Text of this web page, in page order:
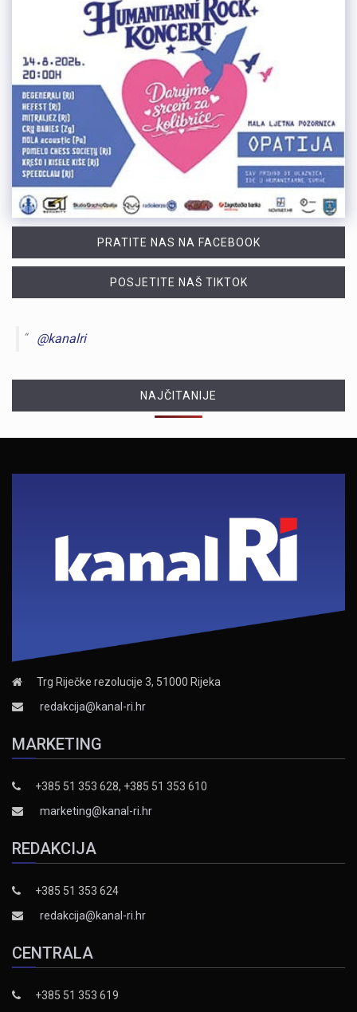
PRATITE NAS NA FACEBOOK
POSJETITE NAŠ TIKTOK
@kanalri
NAJČITANIJE
Trg Riječke rezolucije 3, 51000 Rijeka
redakcija@kanal-ri.hr
MARKETING
+385 51 353 628, +385 51 353 610
marketing@kanal-ri.hr
REDAKCIJA
+385 51 353 624
redakcija@kanal-ri.hr
CENTRALA
+385 51 353 619